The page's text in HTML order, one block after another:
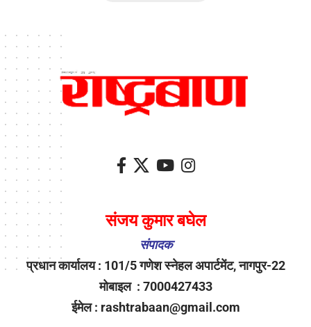
संजय कुमार बघेल
संपादक
प्रधान कार्यालय : 101/5 गणेश स्नेहल अपार्टमेंट, नागपुर-22
मोबाइल : 7000427433
ईमेल : rashtrabaan@gmail.com